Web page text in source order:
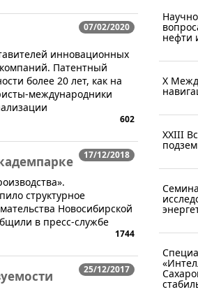
07/02/2020
инновационных
Патентный
более 20 лет, как на
международники
602
17/12/2018
структурное
Новосибирской
в пресс-службе
1744
25/12/2017
нефти
X
XXIII